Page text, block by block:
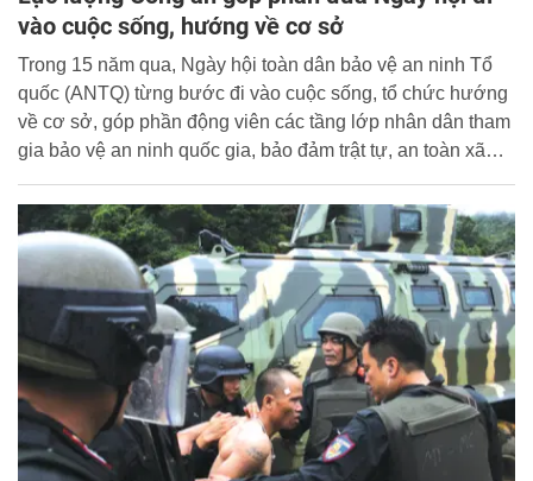
vào cuộc sống, hướng về cơ sở
Trong 15 năm qua, Ngày hội toàn dân bảo vệ an ninh Tổ
quốc (ANTQ) từng bước đi vào cuộc sống, tổ chức hướng
về cơ sở, góp phần động viên các tầng lớp nhân dân tham
gia bảo vệ an ninh quốc gia, bảo đảm trật tự, an toàn xã